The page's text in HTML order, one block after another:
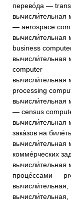
перево́да —
вычисли́тельная
— aerospace
business
computer
processing
вычисли́тельная
— census
вычисли́тельная
зака́зов на
вычисли́тельная
комме́рческих
вычисли́тельная
проце́ссами —